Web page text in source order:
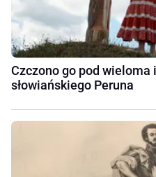
Czczono go pod
słowiańskiego Peruna